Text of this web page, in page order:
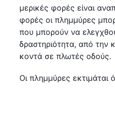
μερικές φορές είναι
φορές οι πλημμύρες
που μπορούν να
δραστηριότητα, από την
κοντά σε πλωτές οδούς.
Οι πλημμύρες εκτιμάται